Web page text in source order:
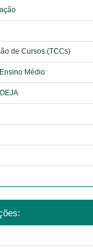
de Cursos (TCCs)
Médio